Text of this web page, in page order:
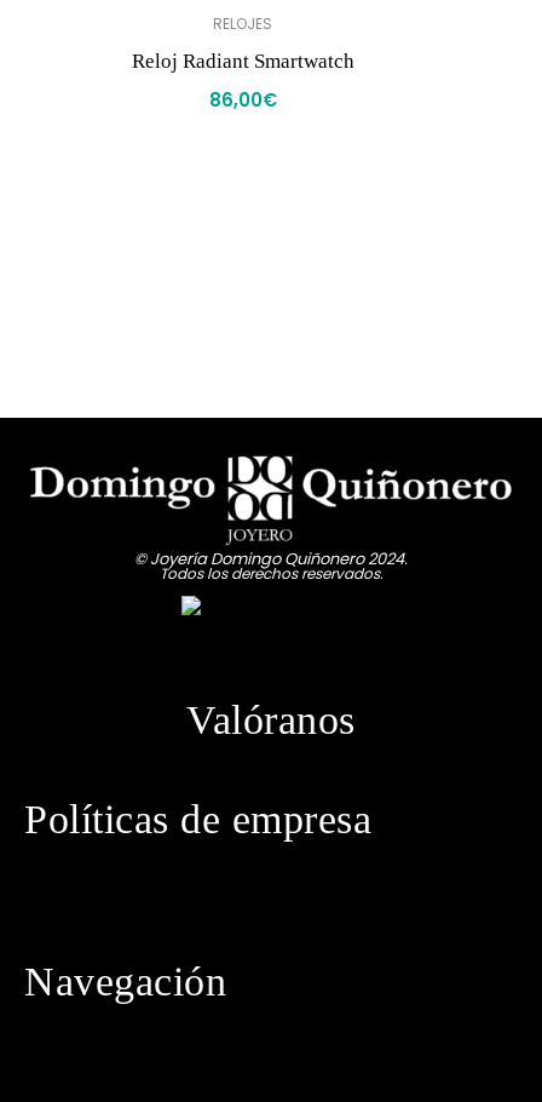
RELOJES
Reloj Radiant Smartwatch
86,00€
© Joyería Domingo Quiñonero 2024.
Todos los derechos reservados.
Valóranos
Políticas de empresa
Navegación